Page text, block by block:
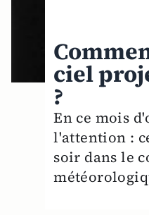
ciel
?
En ce mois
l'attention :
soir dans le